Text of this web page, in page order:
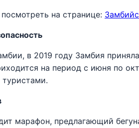
на странице:
в 2019 году Замбия
на период с июня по
марафон, предлагающий